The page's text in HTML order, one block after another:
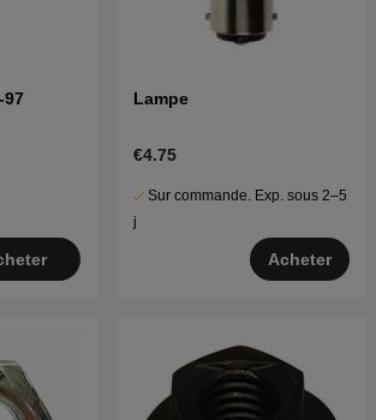
97 Lampe
€4.75
Sur commande. Exp. sous 2–5
j
Acheter